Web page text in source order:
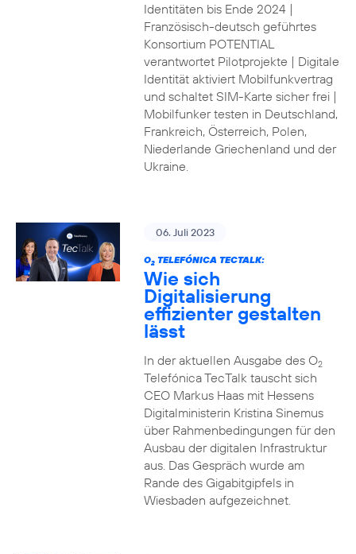
Identitäten bis Ende 2024 |
Französisch-deutsch geführtes
Konsortium POTENTIAL
verantwortet Pilotprojekte | Digitale
Identität aktiviert Mobilfunkvertrag
und schaltet SIM-Karte sicher frei |
Mobilfunker testen in Deutschland,
Frankreich, Österreich, Polen,
Niederlande Griechenland und der
Ukraine.
06. Juli 2023
O2TELEFÓNICA TECTALK:
Wie sich
Digitalisierung
effizienter gestalten
lässt
In der aktuellen Ausgabe des O2
Telefónica TecTalk tauscht sich
CEO Markus Haas mit Hessens
Digitalministerin Kristina Sinemus
über Rahmenbedingungen für den
Ausbau der digitalen Infrastruktur
aus. Das Gespräch wurde am
Rande des Gigabitgipfels in
Wiesbaden aufgezeichnet.